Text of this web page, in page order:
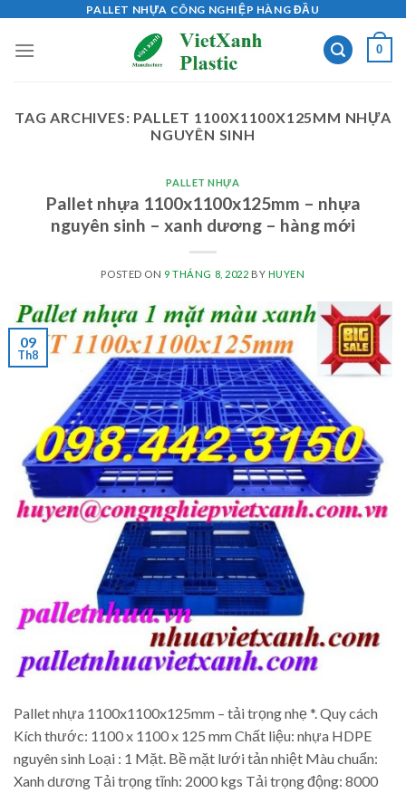
content
PALLET NHỰA CÔNG NGHIỆP HÀNG ĐẦU
0
TAG ARCHIVES: PALLET 1100X1100X125MM NHỰA
NGUYÊN SINH
PALLET NHỰA
Pallet nhựa 1100x1100x125mm – nhựa
nguyên sinh – xanh dương – hàng mới
POSTED ON 9 THÁNG 8, 2022 BY HUYEN
09
Th8
Pallet nhựa 1100x1100x125mm – tải trọng nhẹ *. Quy cách
Kích thước: 1100 x 1100 x 125 mm Chất liệu: nhựa HDPE
nguyên sinh Loại : 1 Mặt. Bề mặt lưới tản nhiệt Màu chuẩn:
Xanh dương Tải trọng tĩnh: 2000 kgs Tải trọng động: 8000